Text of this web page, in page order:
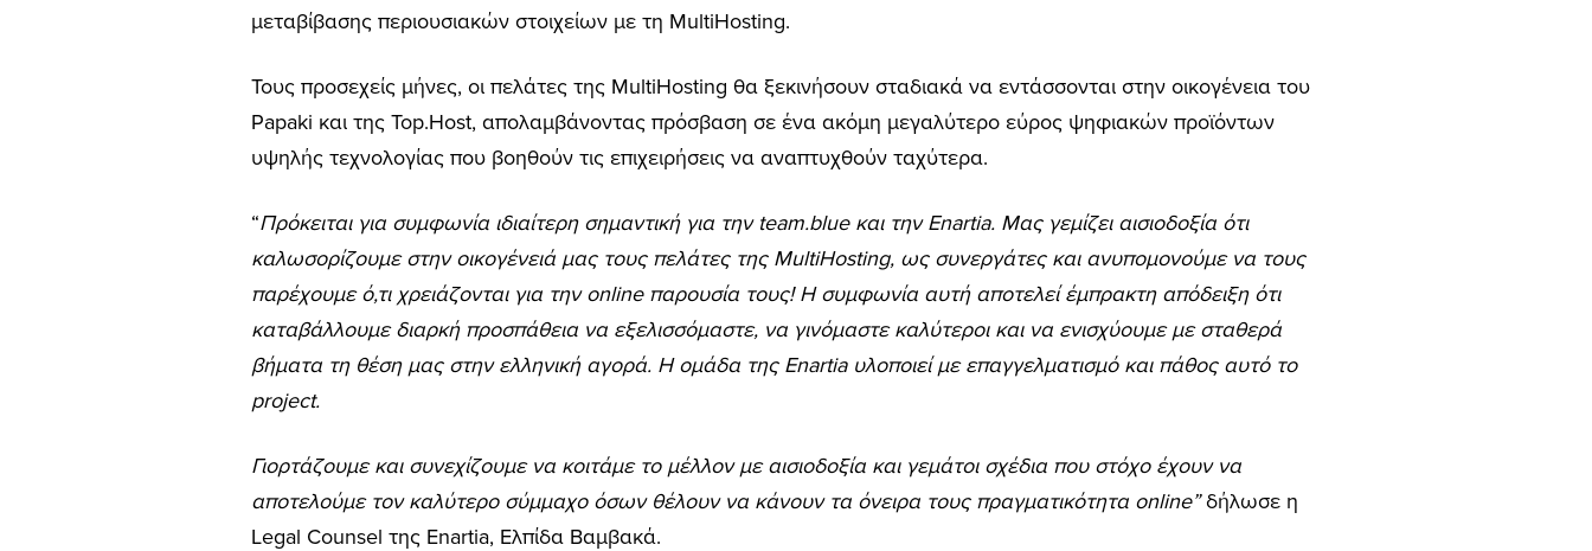
μεταβίβασης περιουσιακών στοιχείων με τη MultiHosting.
Τους προσεχείς μήνες, οι πελάτες της MultiHosting θα ξεκινήσουν σταδιακά να εντάσσονται στην οικογένεια του
Papaki και της Top.Host, απολαμβάνοντας πρόσβαση σε ένα ακόμη μεγαλύτερο εύρος ψηφιακών προϊόντων
υψηλής τεχνολογίας που βοηθούν τις επιχειρήσεις να αναπτυχθούν ταχύτερα.
“Πρόκειται για συμφωνία ιδιαίτερη σημαντική για την team.blue και την Enartia. Μας γεμίζει αισιοδοξία ότι
καλωσορίζουμε στην οικογένειά μας τους πελάτες της MultiHosting, ως συνεργάτες και ανυπομονούμε να τους
παρέχουμε ό,τι χρειάζονται για την οnline παρουσία τους! H συμφωνία αυτή αποτελεί έμπρακτη απόδειξη ότι
καταβάλλουμε διαρκή προσπάθεια να εξελισσόμαστε, να γινόμαστε καλύτεροι και να ενισχύουμε με σταθερά
βήματα τη θέση μας στην ελληνική αγορά. Η ομάδα της Enartia υλοποιεί με επαγγελματισμό και πάθος αυτό το
project.
Γιορτάζουμε και συνεχίζουμε να κοιτάμε το μέλλον με αισιοδοξία και γεμάτοι σχέδια που στόχο έχουν να
αποτελούμε τον καλύτερο σύμμαχο όσων θέλουν να κάνουν τα όνειρα τους πραγματικότητα online”δήλωσε η
Legal Counsel της Enartia, Ελπίδα Βαμβακά.